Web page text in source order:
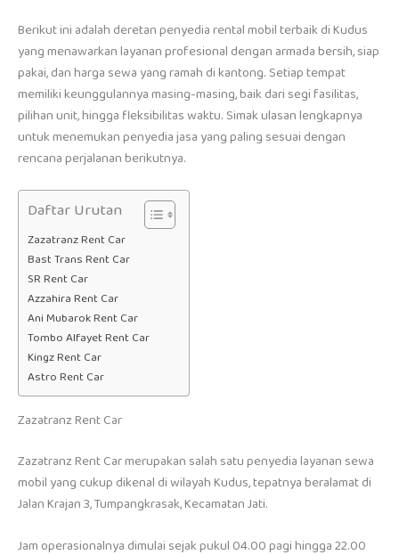
Berikut ini adalah deretan penyedia rental mobil terbaik di Kudus
yang menawarkan layanan profesional dengan armada bersih, siap
pakai, dan harga sewa yang ramah di kantong. Setiap tempat
memiliki keunggulannya masing-masing, baik dari segi fasilitas,
pilihan unit, hingga fleksibilitas waktu. Simak ulasan lengkapnya
untuk menemukan penyedia jasa yang paling sesuai dengan
rencana perjalanan berikutnya.
Daftar Urutan
Zazatranz Rent Car
Bast Trans Rent Car
SR Rent Car
Azzahira Rent Car
Ani Mubarok Rent Car
Tombo Alfayet Rent Car
Kingz Rent Car
Astro Rent Car
Zazatranz Rent Car
Zazatranz Rent Car merupakan salah satu penyedia layanan sewa
mobil yang cukup dikenal di wilayah Kudus, tepatnya beralamat di
Jalan Krajan 3, Tumpangkrasak, Kecamatan Jati.
Jam operasionalnya dimulai sejak pukul 04.00 pagi hingga 22.00